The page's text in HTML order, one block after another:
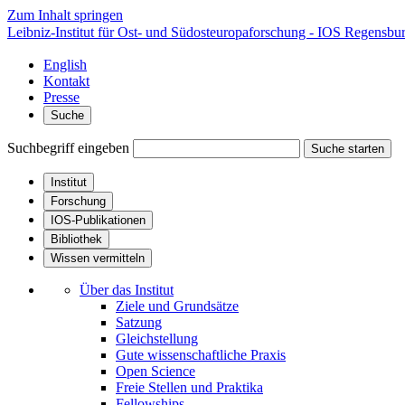
Zum Inhalt springen
Leibniz-Institut für Ost- und Südosteuropaforschung - IOS
English
Kontakt
Presse
Suche
Suchbegriff eingeben Suche starten
Institut
Forschung
IOS-Publikationen
Bibliothek
Wissen vermitteln
Über das Institut
Ziele und Grundsätze
Satzung
Gleichstellung
Gute wissenschaftliche Praxis
Open Science
Freie Stellen und Praktika